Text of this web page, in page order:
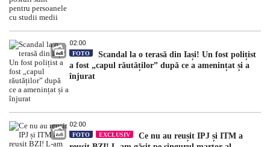
02:00
FOTO
Scandal la o terasă din Iași! Un fost polițist
a fost „capul răutăților” după ce a amenințat și a
înjurat
02:00
FOTO EXCLUSIV
Ce nu au reușit IPJ și ITM a